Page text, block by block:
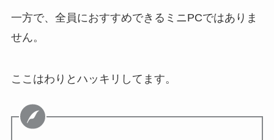
一方で、全員におすすめできるミニPCではありま
せん。
ここはわりとハッキリしてます。